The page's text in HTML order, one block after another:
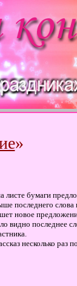
»
бумаги
последнего
новое
видно последнее
несколько раз